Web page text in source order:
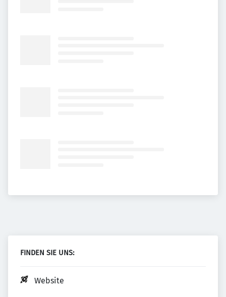
FINDEN SIE UNS:
Website